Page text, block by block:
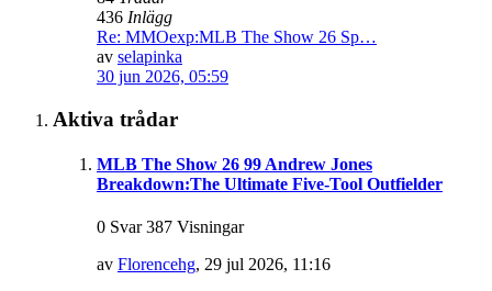
436 Inlägg
Re: MMOexp:MLB The Show 26 Sp…
av selapinka
30 jun 2026, 05:59
Aktiva trådar
MLB The Show 26 99 Andrew Jones
Breakdown:The Ultimate Five-Tool Outfielder
0 Svar 387 Visningar
av Florencehg, 29 jul 2026, 11:16